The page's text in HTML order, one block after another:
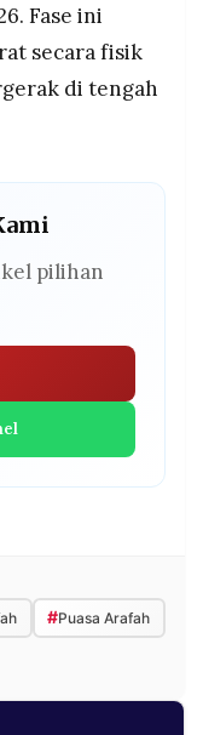
Fase ini
secara fisik
di tengah
pilihan
#Puasa Arafah